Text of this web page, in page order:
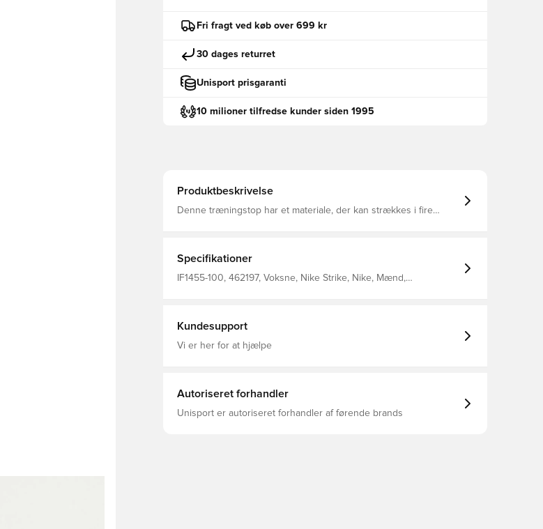
Fri fragt ved køb over 699 kr
30 dages returret
Unisport prisgaranti
10 milioner tilfredse kunder siden 1995
Produktbeskrivelse
Denne træningstop har et materiale, der kan strækkes i fire
Specifikationer
IF1455-100, 462197, Voksne, Nike Strike, Nike, Mænd,
Kundesupport
Vi er her for at hjælpe
Autoriseret forhandler
Unisport er autoriseret forhandler af førende brands